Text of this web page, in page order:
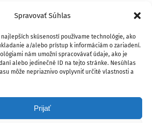
Spravovať Súhlas
skúseností používame technológie, ako
a/alebo prístup k informáciám o zariadení.
nám umožní spracovávať údaje, ako je
alebo jedinečné ID na tejto stránke. Nesúhlas
môže nepriaznivo ovplyvniť určité vlastnosti a
Prijať